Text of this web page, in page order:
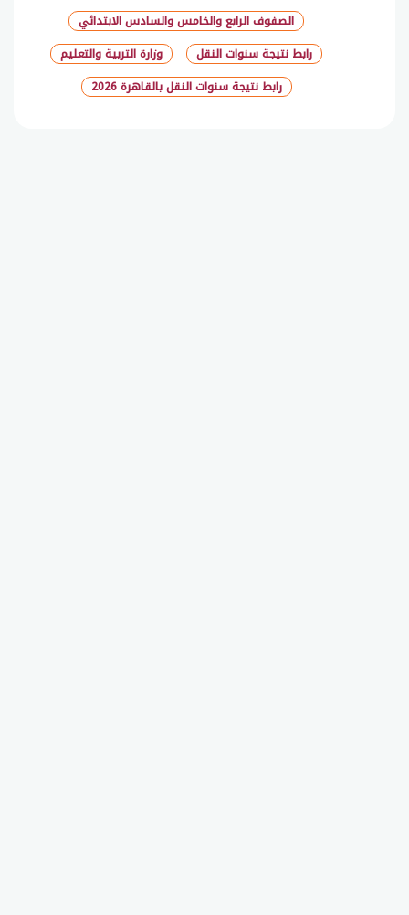
شارك
الصفوف الرابع والخامس والسادس الابتدائي
رابط نتيجة سنوات النقل
وزارة التربية والتعليم
رابط نتيجة سنوات النقل بالقاهرة 2026